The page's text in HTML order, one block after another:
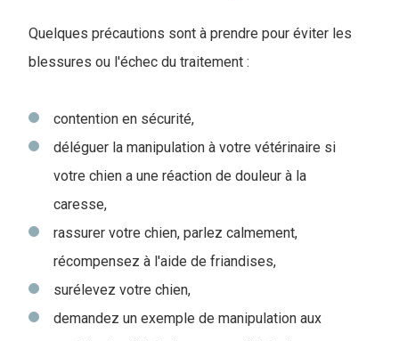
Quelques précautions sont à prendre pour éviter les
blessures ou l'échec du traitement :
contention en sécurité,
déléguer la manipulation à votre vétérinaire si
votre chien a une réaction de douleur à la
caresse,
rassurer votre chien, parlez calmement,
récompensez à l'aide de friandises,
surélevez votre chien,
demandez un exemple de manipulation aux